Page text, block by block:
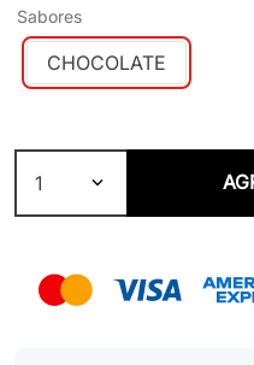
Sabores
CHOCOLATE
1